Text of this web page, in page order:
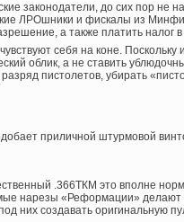
законодатели, до сих пор
ЛРОшники и фискалы из
а также платить налог в
себя на коне.
облик, а не ставить
пистолетов, убирать
приличной штурмовой
.366ТКМ это вполне
нарезы «Реформации» делают
них создавать оригинальную